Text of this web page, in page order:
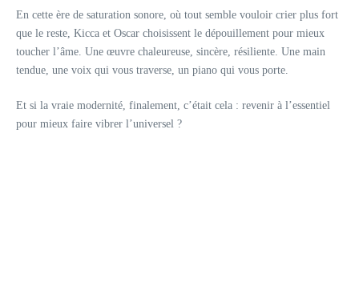
En cette ère de saturation sonore, où tout semble vouloir crier plus fort
que le reste, Kicca et Oscar choisissent le dépouillement pour mieux
toucher l’âme. Une œuvre chaleureuse, sincère, résiliente. Une main
tendue, une voix qui vous traverse, un piano qui vous porte.
Et si la vraie modernité, finalement, c’était cela : revenir à l’essentiel
pour mieux faire vibrer l’universel ?